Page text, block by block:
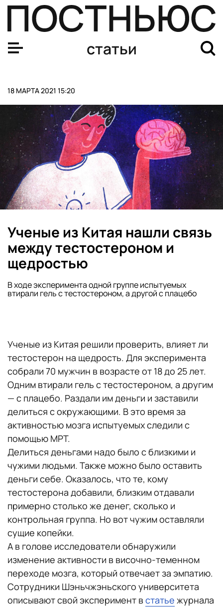
статьи
18 МАРТА 2021 15:20
Ученые из Китая нашли связь
между тестостероном и
щедростью
В ходе эксперимента одной группе испытуемых
втирали гель с тестостероном, а другой с плацебо
Ученые из Китая решили проверить, влияет ли
тестостерон на щедрость. Для эксперимента
собрали 70 мужчин в возрасте от 18 до 25 лет.
Одним втирали гель с тестостероном, а другим
— с плацебо. Раздали им деньги и заставили
делиться с окружающими. В это время за
активностью мозга испытуемых следили с
помощью МРТ.
Делиться деньгами надо было с близкими и
чужими людьми. Также можно было оставить
деньги себе. Оказалось, что те, кому
тестостерона добавили, близким отдавали
примерно столько же денег, сколько и
контрольная группа. Но вот чужим оставляли
сущие копейки.
А в голове исследователи обнаружили
изменение активности в височно-теменном
переходе мозга, который отвечает за эмпатию.
Сотрудники Шэньчжэньского университета
описывают свой эксперимент в статье журнала
Путин предложил провести с Байденом открытый